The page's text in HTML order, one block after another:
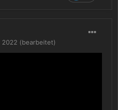
2022 (bearbeitet)